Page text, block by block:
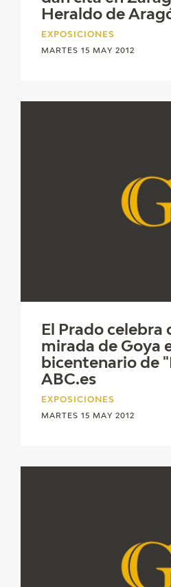
RECURSOS EDUCATIVOS
Heraldo de
EXPOSICIONES
MARTES 15 MAY 2012
El Prado celebra
mirada de Goya
bicentenario de
ABC.es
EXPOSICIONES
MARTES 15 MAY 2012